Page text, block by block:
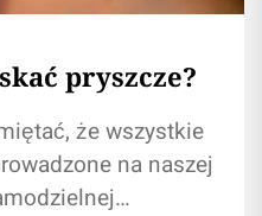
pryszcze?
że wszystkie
na naszej